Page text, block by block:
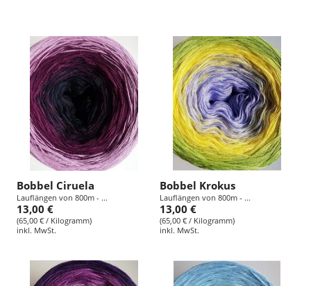
Bobbel Ciruela
Lauflängen von 800m - ...
13,00 €
(65,00 € / Kilogramm)
inkl. MwSt.
Bobbel Krokus
Lauflängen von 800m - ...
13,00 €
(65,00 € / Kilogramm)
inkl. MwSt.